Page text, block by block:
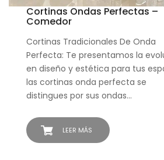
LEER MÁS
Cortinas Ondas Perfectas –
Comedor
Cortinas Tradicionales De Onda
Perfecta: Te presentamos la
en diseño y estética para tus
las cortinas onda perfecta se
distingues por sus ondas…